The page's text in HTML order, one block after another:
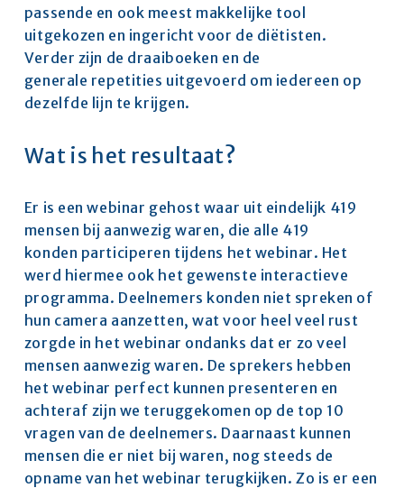
passende en ook meest makkelijke tool
uitgekozen en ingericht voor de diëtisten.
Verder zijn de draaiboeken en de
generale repetities uitgevoerd om iedereen op
dezelfde lijn te krijgen.
Wat is het resultaat?
Er is een webinar gehost waar uit eindelijk 419
mensen bij aanwezig waren, die alle 419
konden participeren tijdens het webinar. Het
werd hiermee ook het gewenste interactieve
programma. Deelnemers konden niet spreken of
hun camera aanzetten, wat voor heel veel rust
zorgde in het webinar ondanks dat er zo veel
mensen aanwezig waren. De sprekers hebben
het webinar perfect kunnen presenteren en
achteraf zijn we teruggekomen op de top 10
vragen van de deelnemers. Daarnaast kunnen
mensen die er niet bij waren, nog steeds de
opname van het webinar terugkijken. Zo is er een